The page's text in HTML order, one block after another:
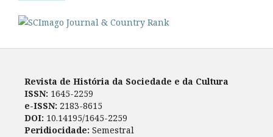
Revista de História da Sociedade e da Cultura
ISSN: 1645-2259
e-ISSN: 2183-8615
DOI: 10.14195/1645-2259
Peridiocidade: Semestral